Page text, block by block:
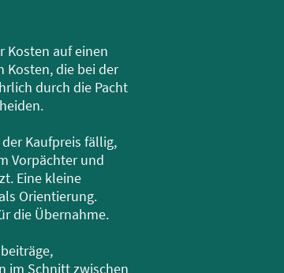
Kosten auf einen
Kosten, die bei der
durch die Pacht
Kaufpreis fällig,
Vorpächter und
Eine kleine
Orientierung.
die Übernahme.
im Schnitt zwischen